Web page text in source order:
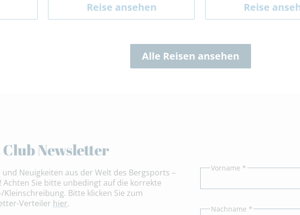
Reise ansehen Reise
Alle Reisen ansehen
Newsletter
Neuigkeiten aus der Welt des Bergsports –
Achten Sie bitte unbedingt auf die korrekte
Bitte klicken Sie zum
Verteiler hier.
Vorname *
Nachname *